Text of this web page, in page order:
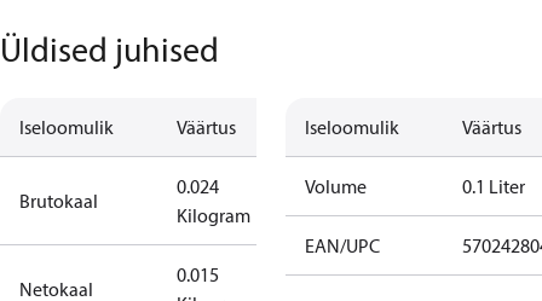
Üldised juhised
Iseloomulik Väärtus
Brutokaal
0.024
Kilogram
Netokaal
0.015
Iseloomulik Väärtus
Volume 0.1 Liter
EAN/UPC